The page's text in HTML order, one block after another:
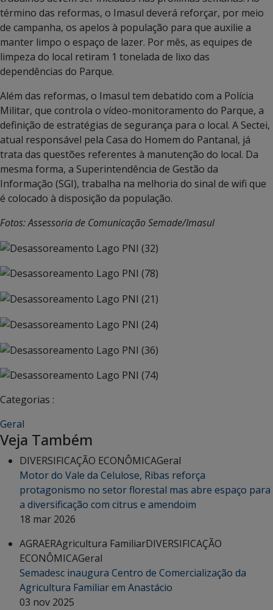
término das reformas, o Imasul deverá reforçar, por meio
de campanha, os apelos à população para que auxilie a
manter limpo o espaço de lazer. Por mês, as equipes de
limpeza do local retiram 1 tonelada de lixo das
dependências do Parque.
Além das reformas, o Imasul tem debatido com a Polícia
Militar, que controla o vídeo-monitoramento do Parque, a
definição de estratégias de segurança para o local. A Sectei,
atual responsável pela Casa do Homem do Pantanal, já
trata das questões referentes à manutenção do local. Da
mesma forma, a Superintendência de Gestão da
Informação (SGI), trabalha na melhoria do sinal de wifi que
é colocado à disposição da população.
Fotos: Assessoria de Comunicação Semade/Imasul
Categorias :
Geral
Veja Também
DIVERSIFICAÇÃO ECONÔMICAGeral
Motor do Vale da Celulose, Ribas reforça
protagonismo no setor florestal mas abre espaço para
a diversificação com citrus e amendoim
18 mar 2026
AGRAERAgricultura FamiliarDIVERSIFICAÇÃO
ECONÔMICAGeral
Semadesc inaugura Centro de Comercialização da
Agricultura Familiar em Anastácio
03 nov 2025